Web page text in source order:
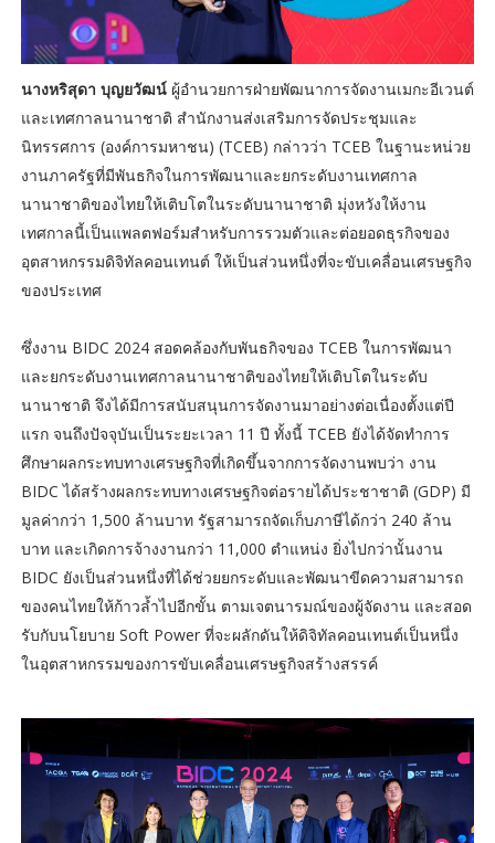
นางหริสุดา บุญยวัฒน์ผู้อำนวยการฝ่ายพัฒนาการจัดงานเมกะอีเวนต์
และเทศกาลนานาชาติ สำนักงานส่งเสริมการจัดประชุมและ
นิทรรศการ (องค์การมหาชน) (TCEB) กล่าวว่า TCEB ในฐานะหน่วย
งานภาครัฐที่มีพันธกิจในการพัฒนาและยกระดับงานเทศกาล
นานาชาติของไทยให้เติบโตในระดับนานาชาติ มุ่งหวังให้งาน
เทศกาลนี้เป็นแพลตฟอร์มสำหรับการรวมตัวและต่อยอดธุรกิจของ
อุตสาหกรรมดิจิทัลคอนเทนต์ ให้เป็นส่วนหนึ่งที่จะขับเคลื่อนเศรษฐกิจ
ของประเทศ
ซึ่งงาน BIDC 2024 สอดคล้องกับพันธกิจของ TCEB ในการพัฒนา
และยกระดับงานเทศกาลนานาชาติของไทยให้เติบโตในระดับ
นานาชาติ จึงได้มีการสนับสนุนการจัดงานมาอย่างต่อเนื่องตั้งแต่ปี
แรก จนถึงปัจจุบันเป็นระยะเวลา 11 ปี ทั้งนี้ TCEB ยังได้จัดทำการ
ศึกษาผลกระทบทางเศรษฐกิจที่เกิดขึ้นจากการจัดงานพบว่า งาน
BIDC ได้สร้างผลกระทบทางเศรษฐกิจต่อรายได้ประชาชาติ (GDP) มี
มูลค่ากว่า 1,500 ล้านบาท รัฐสามารถจัดเก็บภาษีได้กว่า 240 ล้าน
บาท และเกิดการจ้างงานกว่า 11,000 ตำแหน่ง ยิ่งไปกว่านั้นงาน
BIDC ยังเป็นส่วนหนึ่งที่ได้ช่วยยกระดับและพัฒนาขีดความสามารถ
ของคนไทยให้ก้าวล้ำไปอีกขั้น ตามเจตนารมณ์ของผู้จัดงาน และสอด
รับกับนโยบาย Soft Power ที่จะผลักดันให้ดิจิทัลคอนเทนต์เป็นหนึ่ง
ในอุตสาหกรรมของการขับเคลื่อนเศรษฐกิจสร้างสรรค์